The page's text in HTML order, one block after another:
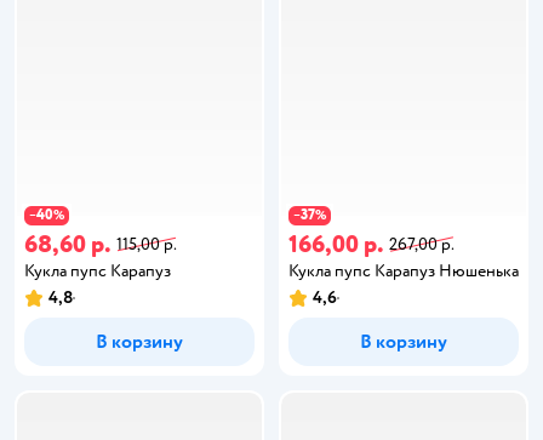
−40%
68,60 р. 115,00 р.
Кукла пупс Карапуз
4,8
В корзину
−37%
166,00 р. 267,00 р.
Кукла пупс Карапуз Нюшенька
4,6
В корзину